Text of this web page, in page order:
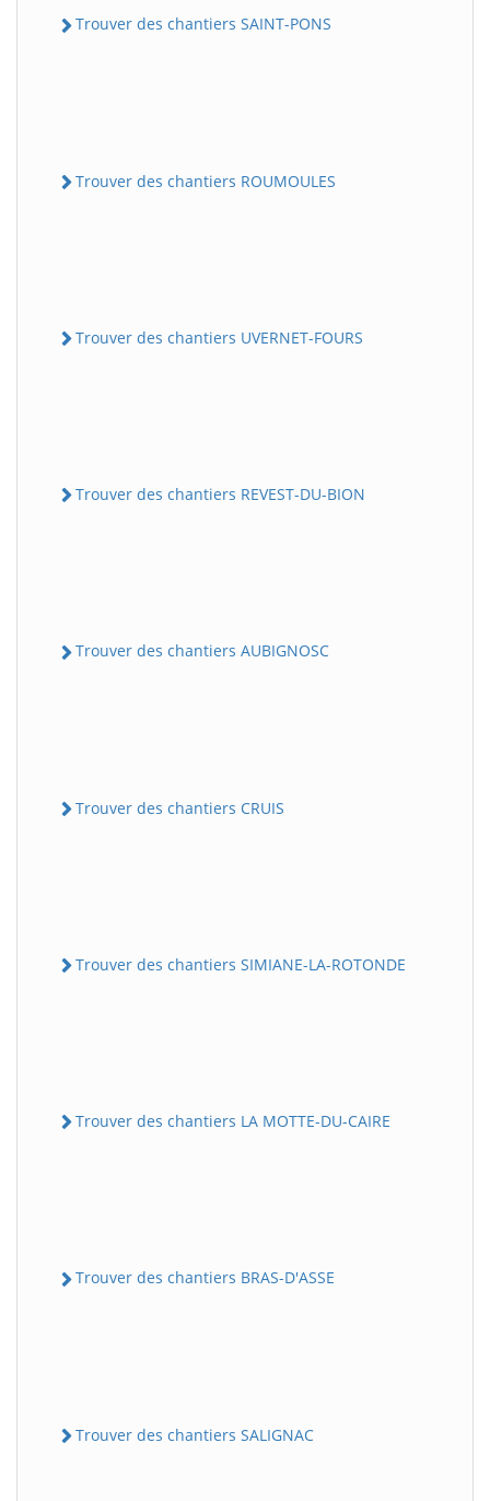
Trouver des chantiers SAINT-PONS
Trouver des chantiers ROUMOULES
Trouver des chantiers UVERNET-FOURS
Trouver des chantiers REVEST-DU-BION
Trouver des chantiers AUBIGNOSC
Trouver des chantiers CRUIS
Trouver des chantiers SIMIANE-LA-ROTONDE
Trouver des chantiers LA MOTTE-DU-CAIRE
Trouver des chantiers BRAS-D'ASSE
Trouver des chantiers SALIGNAC